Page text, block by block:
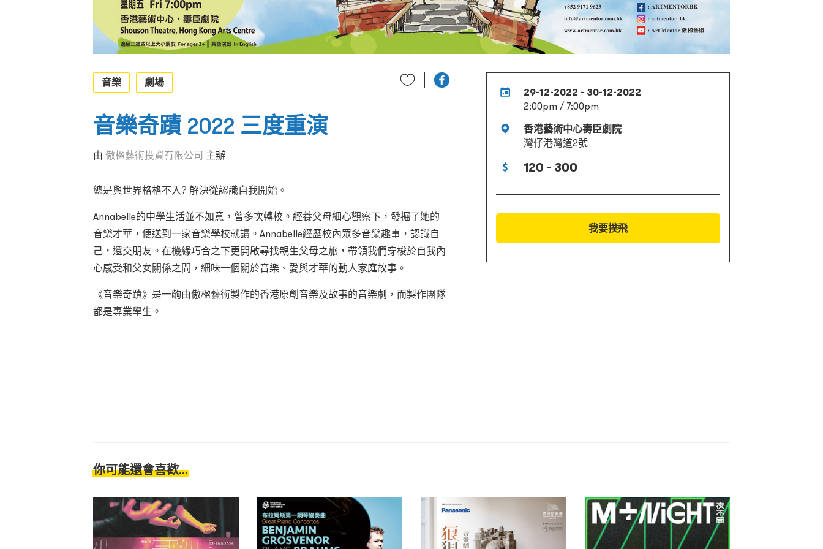
29-12-2022 - 30-12-2022
2:00pm / 7:00pm
香港藝術中心壽臣劇院
灣仔港灣道2號
120 - 300
我要撲飛
音樂 劇場
音樂奇蹟 2022 三度重演
由 傲楹藝術投資有限公司 主辦
總是與世界格格不入? 解決從認識自我開始。
Annabelle的中學生活並不如意，曾多次轉校。經養父母細心觀察下，發掘了她的
音樂才華，便送到一家音樂學校就讀。Annabelle經歷校內眾多音樂趣事，認識自
己，還交朋友。在機緣巧合之下更開啟尋找親生父母之旅，帶領我們穿梭於自我內
心感受和父女關係之間，細味一個關於音樂、愛與才華的動人家庭故事。
《音樂奇蹟》是一齣由傲楹藝術製作的香港原創音樂及故事的音樂劇，而製作團隊
都是專業學生。
你可能還會喜歡...